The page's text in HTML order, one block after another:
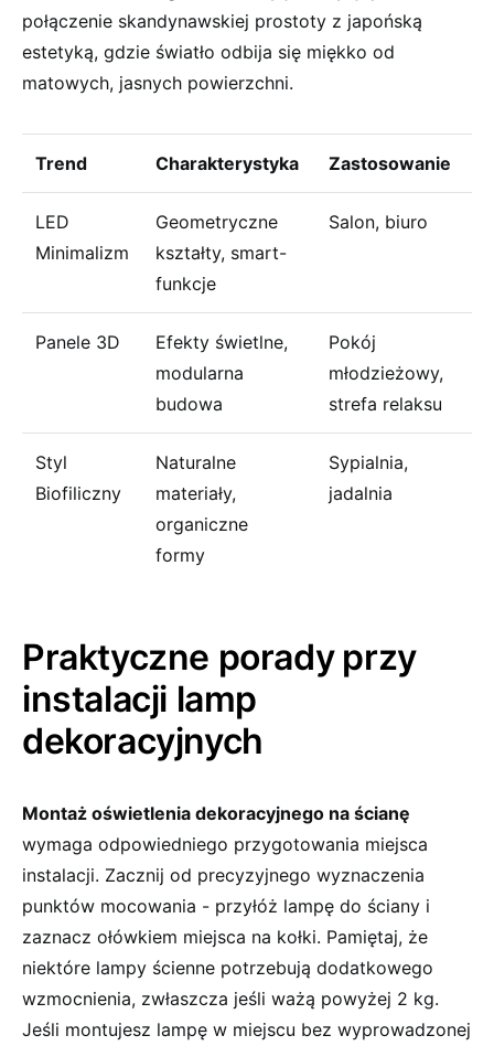
połączenie skandynawskiej prostoty z ​japońską
‍estetyką, ⁢gdzie światło⁣ odbija się miękko​ od
matowych, jasnych powierzchni.
Trend Charakterystyka Zastosowanie
LED
Minimalizm
Geometryczne
kształty, smart-
funkcje
Salon,⁣ biuro
Panele 3D
Efekty świetlne,
modularna​
budowa
Pokój
⁣młodzieżowy,‍
strefa relaksu
Styl
Biofiliczny
Naturalne
materiały,
organiczne
formy
Sypialnia,
⁣jadalnia
Praktyczne porady⁣ przy
instalacji lamp
dekoracyjnych
Montaż oświetlenia dekoracyjnego na ścianę
wymaga odpowiedniego przygotowania miejsca
instalacji. Zacznij od precyzyjnego wyznaczenia
⁤punktów mocowania⁢ -⁣ przyłóż lampę do ściany i
zaznacz ołówkiem miejsca na kołki.⁤ Pamiętaj, że
niektóre lampy ścienne ⁣potrzebują dodatkowego
wzmocnienia, zwłaszcza jeśli ważą powyżej ⁣2⁤ kg.
⁢Jeśli montujesz lampę w miejscu​ bez⁤ wyprowadzonej